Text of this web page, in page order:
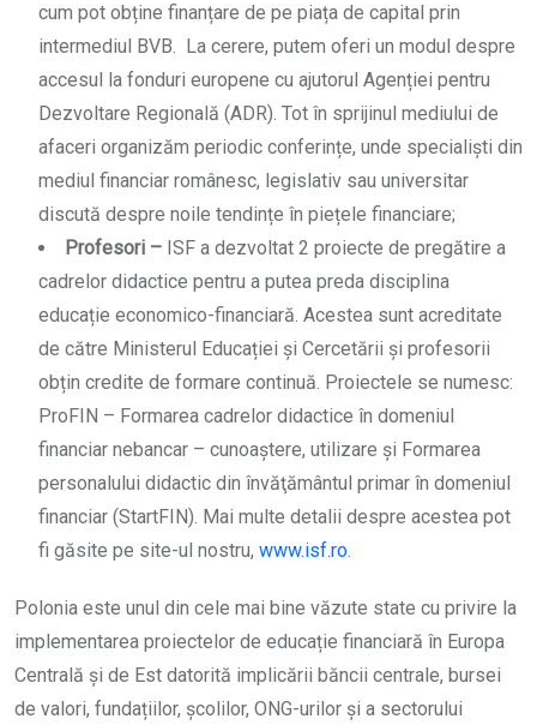
cum pot obține finanțare de pe piața de capital prin
intermediul BVB. La cerere, putem oferi un modul despre
accesul la fonduri europene cu ajutorul Agenției pentru
Dezvoltare Regională (ADR). Tot în sprijinul mediului de
afaceri organizăm periodic conferințe, unde specialiști din
mediul financiar românesc, legislativ sau universitar
discută despre noile tendințe în piețele financiare;
Profesori – ISF a dezvoltat 2 proiecte de pregătire a
cadrelor didactice pentru a putea preda disciplina
educație economico-financiară. Acestea sunt acreditate
de către Ministerul Educației și Cercetării și profesorii
obțin credite de formare continuă. Proiectele se numesc:
ProFIN – Formarea cadrelor didactice în domeniul
financiar nebancar – cunoaștere, utilizare și Formarea
personalului didactic din învăţământul primar în domeniul
financiar (StartFIN). Mai multe detalii despre acestea pot
fi găsite pe site-ul nostru, www.isf.ro.
Polonia este unul din cele mai bine văzute state cu privire la
implementarea proiectelor de educație financiară în Europa
Centrală și de Est datorită implicării băncii centrale, bursei
de valori, fundațiilor, școlilor, ONG-urilor și a sectorului